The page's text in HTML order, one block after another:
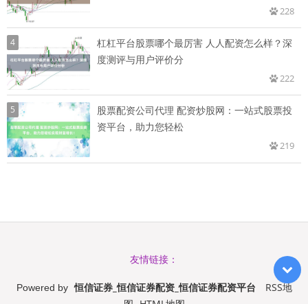
228
4
杠杠平台股票哪个最厉害 人人配资怎么样？深
度测评与用户评价分
222
5
股票配资公司代理 配资炒股网：一站式股票投
资平台，助力您轻松
219
友情链接：
Powered by 恒信证券_恒信证券配资_恒信证券配资平台
RSS地